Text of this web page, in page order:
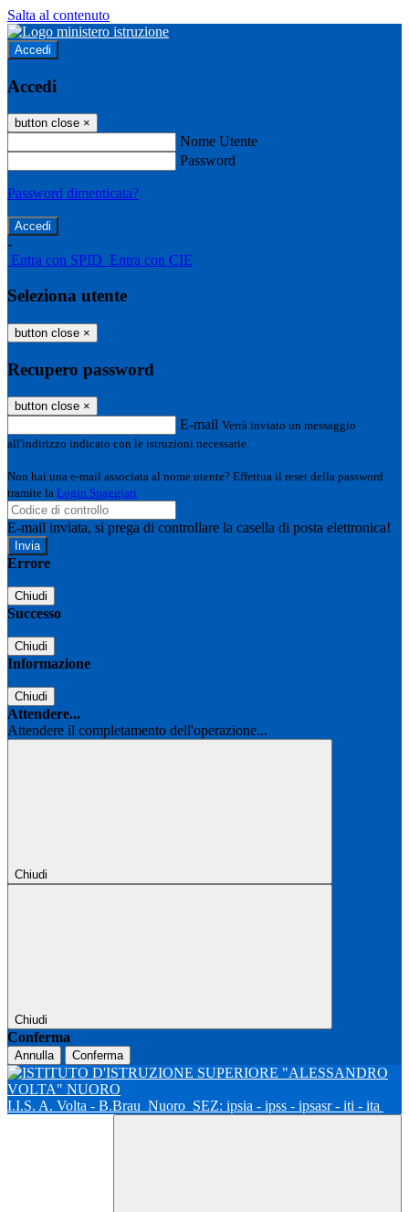
Salta al contenuto
Accedi
Accedi
button close ×
Nome Utente
Password
Password dimenticata?
-
Entra con SPID Entra con CIE
Seleziona utente
button close ×
Recupero password
button close ×
E-mail Verrà inviato un messaggio
all'indirizzo indicato con le istruzioni necessarie.
Non hai una e-mail associata al nome utente? Effettua il reset della password
tramite la Login Spaggiari
E-mail inviata, si prega di controllare la casella di posta elettronica!
Errore
Chiudi
Successo
Chiudi
Informazione
Chiudi
Attendere...
Attendere il completamento dell'operazione...
Chiudi
Chiudi
Conferma
Annulla Conferma
I.I.S. A. Volta - B.Brau Nuoro SEZ: ipsia - ipss - ipsasr - iti - ita